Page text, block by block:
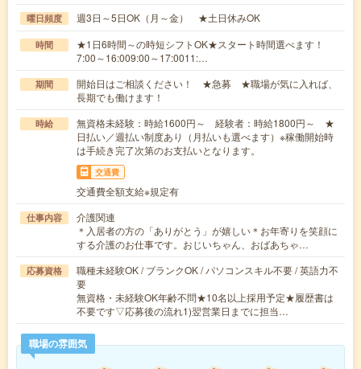
曜日頻度 週3日～5日OK（月～金） ★土日休みOK
時間
★1日6時間～の時短シフトOK★スタート時間選べます！
7:00～16:009:00～17:0011:…
期間
開始日はご相談ください！ ★急募 ★職場が気に入れば、
長期でも働けます！
時給
無資格未経験：時給1600円～ 経験者：時給1800円～ ★
日払い／週払い制度あり（月払いも選べます）※稼働開始時
は手続き完了次第のお支払いとなります。
交通費
交通費全額支給※規定有
仕事内容
介護関連
＊入居者の方の「ありがとう」が嬉しい＊お年寄りを笑顔に
する介護のお仕事です。おじいちゃん、おばあちゃ…
応募資格
職種未経験OK / ブランクOK / パソコンスキル不要 / 英語力不
要
無資格・未経験OK年齢不問★10名以上採用予定★履歴書は
不要です▽応募後の流れ1)翌営業日までに担当…
職場の雰囲気